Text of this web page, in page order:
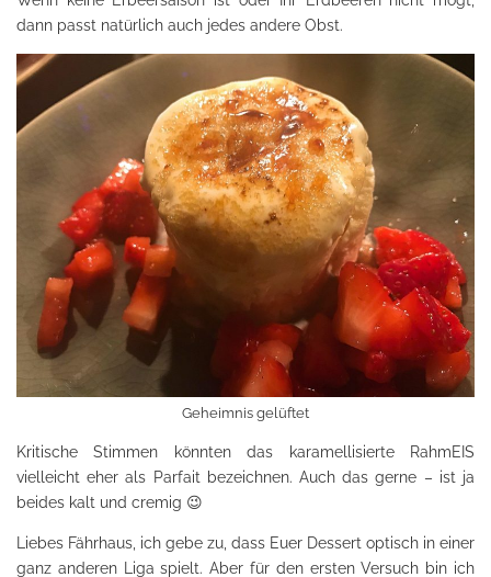
dann passt natürlich auch jedes andere Obst.
Geheimnis gelüftet
Kritische Stimmen könnten das karamellisierte RahmEIS
vielleicht eher als Parfait bezeichnen. Auch das gerne – ist ja
beides kalt und cremig 😉
Liebes Fährhaus, ich gebe zu, dass Euer Dessert optisch in einer
ganz anderen Liga spielt. Aber für den ersten Versuch bin ich